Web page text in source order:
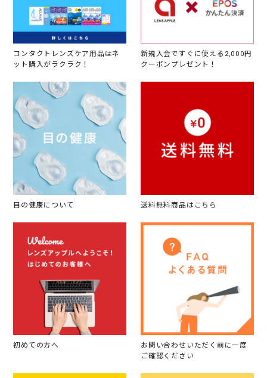
コンタクトレンズケア用品はネ
ット購入がラクラク！
新規入会ですぐに使える2,000円
クーポンプレゼント！
目の健康について 送料無料商品はこちら
初めての方へ
お問い合わせいただく前に一度
ご確認ください